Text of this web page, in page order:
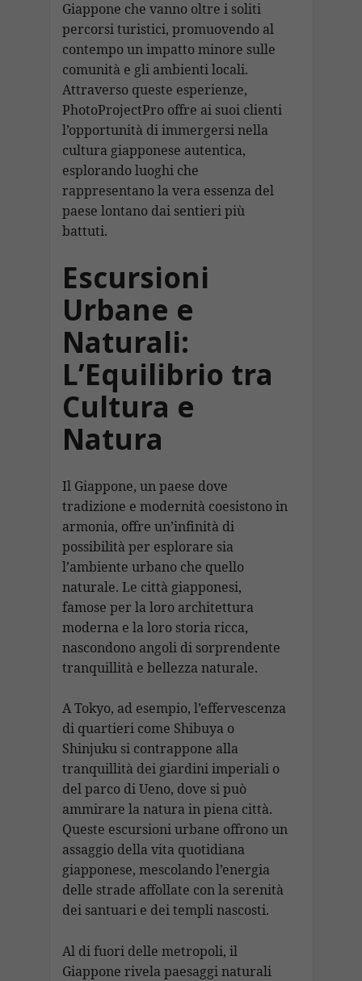
Giappone che vanno oltre i soliti
percorsi turistici, promuovendo al
contempo un impatto minore sulle
comunità e gli ambienti locali.
Attraverso queste esperienze,
PhotoProjectPro offre ai suoi clienti
l’opportunità di immergersi nella
cultura giapponese autentica,
esplorando luoghi che
rappresentano la vera essenza del
paese lontano dai sentieri più
battuti.
Escursioni
Urbane e
Naturali:
L’Equilibrio tra
Cultura e
Natura
Il Giappone, un paese dove
tradizione e modernità coesistono in
armonia, offre un’infinità di
possibilità per esplorare sia
l’ambiente urbano che quello
naturale. Le città giapponesi,
famose per la loro architettura
moderna e la loro storia ricca,
nascondono angoli di sorprendente
tranquillità e bellezza naturale.
A Tokyo, ad esempio, l’effervescenza
di quartieri come Shibuya o
Shinjuku si contrappone alla
tranquillità dei giardini imperiali o
del parco di Ueno, dove si può
ammirare la natura in piena città.
Queste escursioni urbane offrono un
assaggio della vita quotidiana
giapponese, mescolando l’energia
delle strade affollate con la serenità
dei santuari e dei templi nascosti.
Al di fuori delle metropoli, il
Giappone rivela paesaggi naturali